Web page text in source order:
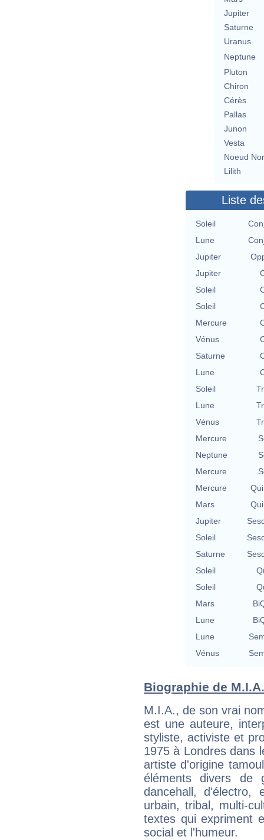
Jupiter
Saturne
Uranus
Neptune
Pluton
Chiron
Cérès
Pallas
Junon
Vesta
Noeud
Lilith
Liste
Soleil
Lune
Jupiter
Jupiter
Soleil
Soleil
Mercure
Vénus
Saturne
Lune
Soleil
Lune
Vénus
Mercure
Neptune
Mercure
Mercure
Mars
Jupiter
Soleil
Saturne
Soleil
Soleil
Mars
Lune
Lune
Vénus
Biographie de
M.I.A., de son vrai
est une auteure,
styliste, activiste et
1975 à Londres dans
artiste d'origine
éléments divers de
dancehall,
urbain, tribal, multi-
textes qui expriment
social et l'humeur.